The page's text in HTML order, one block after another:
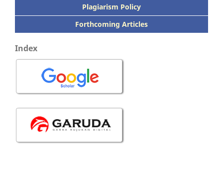
Plagiarism Policy
Forthcoming Articles
Index